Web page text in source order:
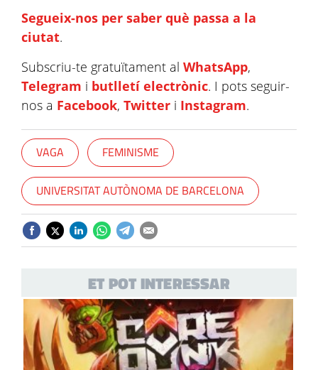
Segueix-nos per saber què passa a la
ciutat.
Subscriu-te gratuïtament al WhatsApp,
Telegram i butlletí electrònic. I pots seguir-
nos a Facebook, Twitter i Instagram.
VAGA FEMINISME
UNIVERSITAT AUTÒNOMA DE BARCELONA
ET POT INTERESSAR